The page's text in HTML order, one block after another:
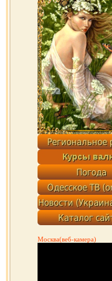
Москва(веб-камера)